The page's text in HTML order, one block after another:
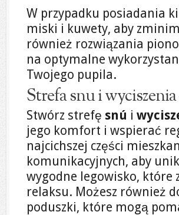
W przypadku posiadania
miski i kuwety, aby
również rozwiązania
na optymalne
Twojego pupila.
Strefa snu i
Stwórz strefę snú i
jego komfort i wspierać
najcichszej części
komunikacyjnych, aby
wygodne legowisko,
relaksu. Możesz również
poduszki, które mogą